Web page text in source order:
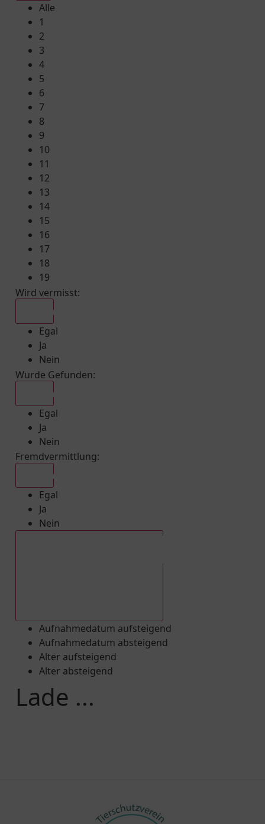
Alle
1
2
3
4
5
6
7
8
9
10
11
12
13
14
15
16
17
18
19
Wird vermisst:
Egal
Ja
Nein
Wurde Gefunden:
Egal
Ja
Nein
Fremdvermittlung:
Egal
Ja
Nein
Aufnahmedatum aufsteigend
Aufnahmedatum absteigend
Alter aufsteigend
Alter absteigend
Lade ...